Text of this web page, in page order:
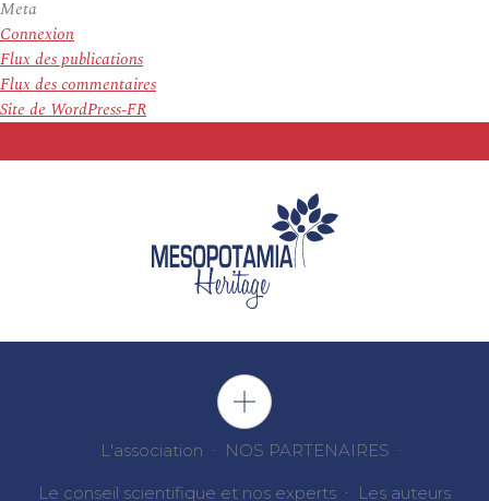
Meta
Connexion
Flux des publications
Flux des commentaires
Site de WordPress-FR
L'association NOS PARTENAIRES
Le conseil scientifique et nos experts Les auteurs